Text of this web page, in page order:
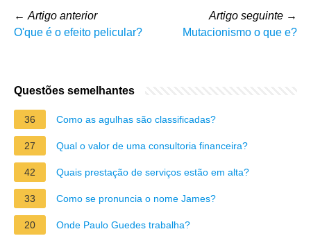
← Artigo anterior
O'que é o efeito pelicular?
Artigo seguinte →
Mutacionismo o que e?
Questões semelhantes
36 Como as agulhas são classificadas?
27 Qual o valor de uma consultoria financeira?
42 Quais prestação de serviços estão em alta?
33 Como se pronuncia o nome James?
20 Onde Paulo Guedes trabalha?